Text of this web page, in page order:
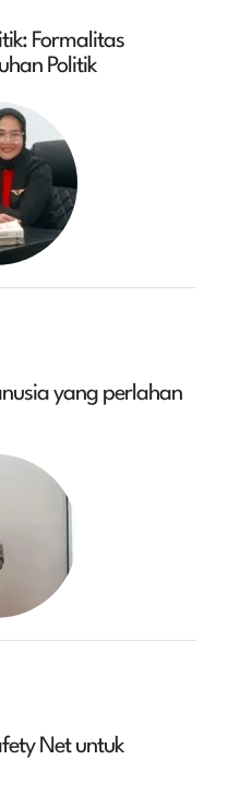
Formalitas
Politik
yang perlahan
Net untuk